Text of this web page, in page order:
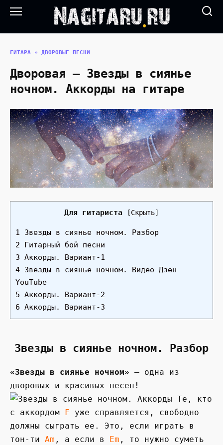
Перейти
ГИТАРА » ДВОРОВЫЕ ПЕСНИ
Дворовая — Звезды в сиянье
ночном. Аккорды на гитаре
Для гитариста [Скрыть]
1 Звезды в сиянье ночном. Разбор
2 Гитарный бой песни
3 Аккорды. Вариант-1
4 Звезды в сиянье ночном. Видео Дзен
YouTube
5 Аккорды. Вариант-2
6 Аккорды. Вариант-3
Звезды в сиянье ночном. Разбор
«Звезды в сиянье ночном» — одна из
дворовых и красивых песен!
Те, кто
с аккордом
F уже справляется, свободно
должны сыграть ее. Это, если играть в
тон-ти Am , а если в Em , то нужно суметь